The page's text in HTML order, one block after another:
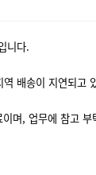
니다.
배송이 지연되고
며, 업무에 참고 부